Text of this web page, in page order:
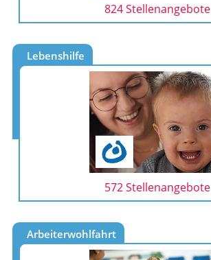
824 Stellenangebote
Lebenshilfe
572 Stellenangebote
Arbeiterwohlfahrt